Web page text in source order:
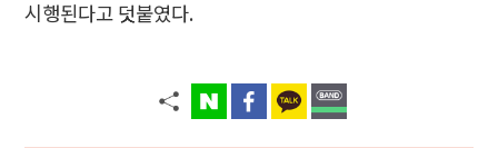
시행된다고 덧붙였다.